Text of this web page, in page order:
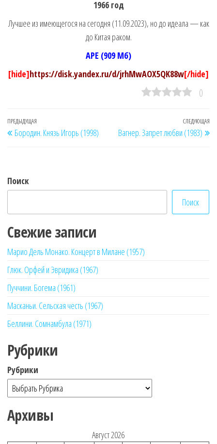
1966 год
Лучшее из имеющегося на сегодня (11.09.2023), но до идеала — как
до Китая раком.
APE (909 Мб)
[hide]https://disk.yandex.ru/d/jrhMwAOX5QK88w[/hide]
0
Навигация
по
Предыдущая
запись
ПРЕДЫДУЩАЯ
Бородин. Князь Игорь (1998)
СЛЕДУЮЩАЯ
Вагнер. Запрет любви (1983)
Поиск
Поиск
Свежие записи
Марио Дель Монако. Концерт в Милане (1957)
Глюк. Орфей и Эвридика (1967)
Пуччини. Богема (1961)
Масканьи. Сельская честь (1967)
Беллини. Сомнамбула (1971)
Рубрики
Рубрики
Архивы
Август 2026